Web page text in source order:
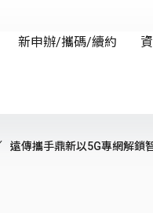
遠傳攜手鼎新以5G專網解鎖